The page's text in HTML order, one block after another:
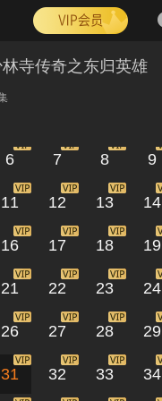
寺传奇之东归英雄
6 7 8 9
11 12 13 14
16 17 18 19
21 22 23 24
26 27 28 29
31 32 33 34